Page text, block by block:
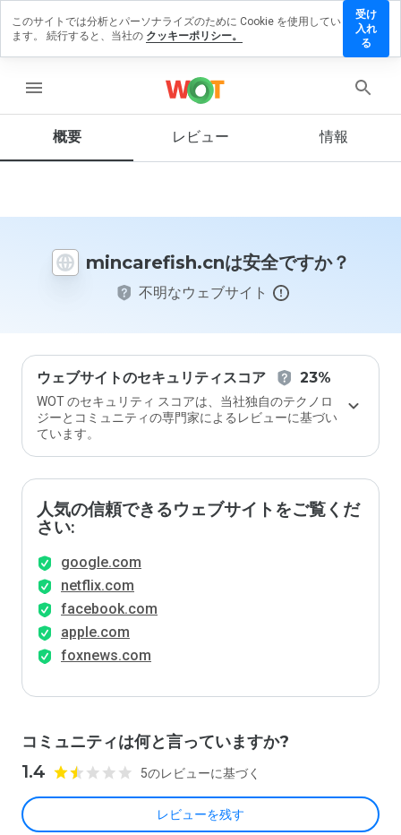
menu
概要 レビュー 情報
mincarefish.cnは安全ですか？
不明なウェブサイト
ウェブサイトのセキュリティスコア 23%
WOT のセキュリティ スコアは、当社独自のテクノロ
ジーとコミュニティの専門家によるレビューに基づい
ています。
人気の信頼できるウェブサイトをご覧くだ
さい:
google.com
netflix.com
facebook.com
apple.com
foxnews.com
コミュニティは何と言っていますか?
1.4 5のレビューに基づく
レビューを残す
ューを
この
イト
価し
ます
か？
このサイトでは分析とパーソナライズのために Cookie を使用してい
ます。 続行すると、当社の クッキーポリシー。
受け
入れ
る